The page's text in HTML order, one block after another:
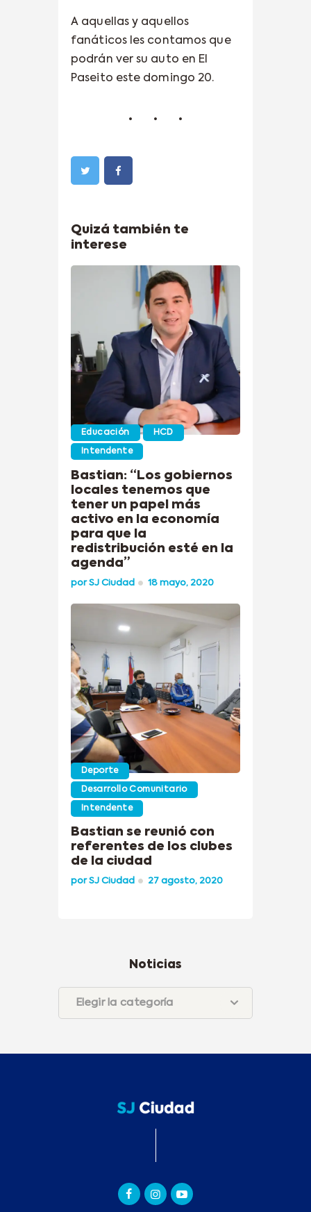
A aquellas y aquellos
fanáticos les contamos que
podrán ver su auto en El
Paseito este domingo 20.
Quizá también te
interese
Educación HCD
Intendente
Bastian: “Los gobiernos
locales tenemos que
tener un papel más
activo en la economía
para que la
redistribución esté en la
agenda”
porSJ Ciudad 18 mayo, 2020
Deporte
Desarrollo Comunitario
Intendente
Bastian se reunió con
referentes de los clubes
de la ciudad
porSJ Ciudad 27 agosto, 2020
Noticias